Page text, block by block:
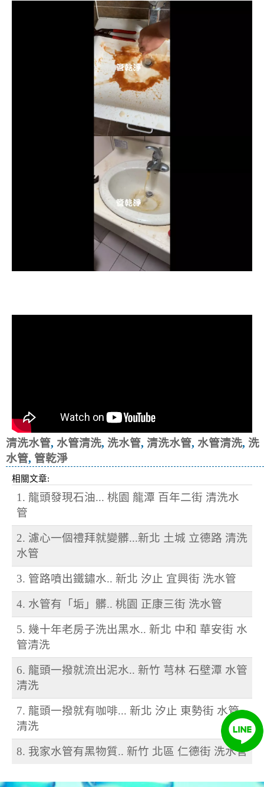
清洗水管, 水管清洗, 洗水管, 清洗水管, 水管清洗, 洗
水管, 管乾淨
相關文章:
1. 龍頭發現石油... 桃園 龍潭 百年二街 清洗水
管
2. 濾心一個禮拜就變髒...新北 土城 立德路 清洗
水管
3. 管路噴出鐵鏽水.. 新北 汐止 宜興街 洗水管
4. 水管有「垢」髒.. 桃園 正康三街 洗水管
5. 幾十年老房子洗出黑水.. 新北 中和 華安街 水
管清洗
6. 龍頭一撥就流出泥水.. 新竹 芎林 石壁潭 水管
清洗
7. 龍頭一撥就有咖啡... 新北 汐止 東勢街 水管
清洗
8. 我家水管有黑物質.. 新竹 北區 仁德街 洗水管